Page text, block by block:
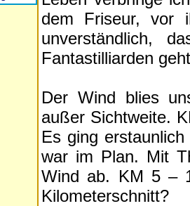
dem Friseur, vor
unverständlich,
Fantastilliarden
Der Wind blies
außer Sichtweite.
Es ging
war im Plan. Mit
Wind ab. KM 5 –
Kilometerschnitt?